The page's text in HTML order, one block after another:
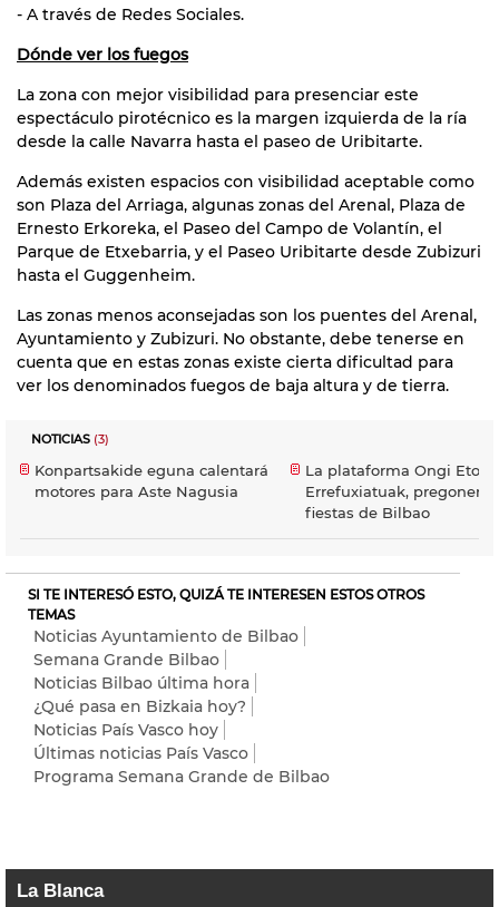
- A través de Redes Sociales.
Dónde ver los fuegos
La zona con mejor visibilidad para presenciar este
espectáculo pirotécnico es la margen izquierda de la ría
desde la calle Navarra hasta el paseo de Uribitarte.
Además existen espacios con visibilidad aceptable como
son Plaza del Arriaga, algunas zonas del Arenal, Plaza de
Ernesto Erkoreka, el Paseo del Campo de Volantín, el
Parque de Etxebarria, y el Paseo Uribitarte desde Zubizuri
hasta el Guggenheim.
Las zonas menos aconsejadas son los puentes del Arenal,
Ayuntamiento y Zubizuri. No obstante, debe tenerse en
cuenta que en estas zonas existe cierta dificultad para
ver los denominados fuegos de baja altura y de tierra.
NOTICIAS (3)
Konpartsakide eguna calentará
motores para Aste Nagusia
La plataforma Ongi Etorri
Errefuxiatuak, pregonera
fiestas de Bilbao
SI TE INTERESÓ ESTO, QUIZÁ TE INTERESEN ESTOS OTROS
TEMAS
Noticias Ayuntamiento de Bilbao
Semana Grande Bilbao
Noticias Bilbao última hora
¿Qué pasa en Bizkaia hoy?
Noticias País Vasco hoy
Últimas noticias País Vasco
Programa Semana Grande de Bilbao
La Blanca